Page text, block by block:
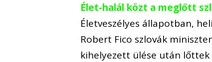
Élet-halál közt a meglőtt
Életveszélyes állapotban,
Robert Fico szlovák
kihelyezett ülése után